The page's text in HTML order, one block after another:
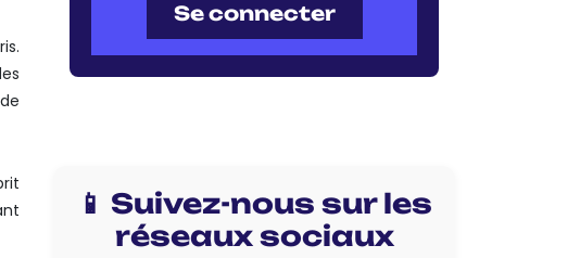
Se connecter
📱 Suivez-nous sur les
réseaux sociaux